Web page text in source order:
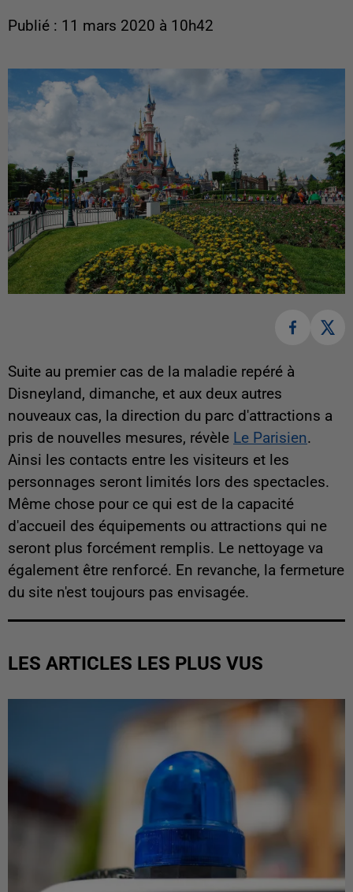
Publié : 11 mars 2020 à 10h42
Suite au premier cas de la maladie repéré à
Disneyland, dimanche, et aux deux autres
nouveaux cas, la direction du parc d'attractions a
pris de nouvelles mesures, révèle Le Parisien.
Ainsi les contacts entre les visiteurs et les
personnages seront limités lors des spectacles.
Même chose pour ce qui est de la capacité
d'accueil des équipements ou attractions qui ne
seront plus forcément remplis. Le nettoyage va
également être renforcé. En revanche, la fermeture
du site n'est toujours pas envisagée.
LES ARTICLES LES PLUS VUS